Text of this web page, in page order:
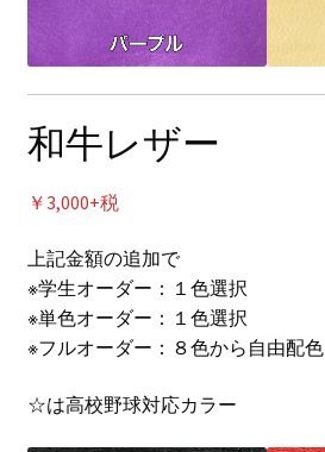
和牛レザー
￥3,000+税
上記金額の追加で
※学生オーダー：１色選択
※単色オーダー：１色選択
※フルオーダー：８色から自由配色
☆は高校野球対応カラー